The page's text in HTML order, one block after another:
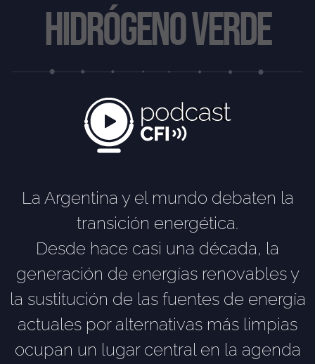
HIDRÓGENO VERDE
La Argentina y el mundo debaten la
transición energética.
Desde hace casi una década, la
generación de energías renovables y
la sustitución de las fuentes de energía
actuales por alternativas más limpias
ocupan un lugar central en la agenda